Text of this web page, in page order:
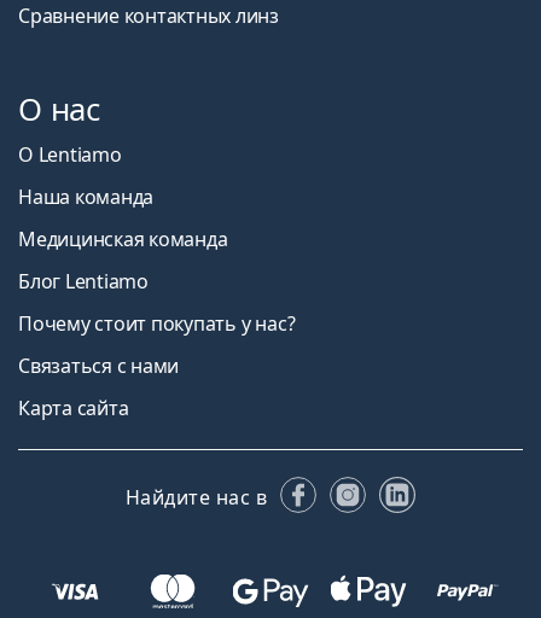
Сравнение контактных линз
О нас
О Lentiamo
Наша команда
Медицинская команда
Блог Lentiamo
Почему стоит покупать у нас?
Связаться с нами
Карта сайта
Найдите нас в FacebookInstagram
LinkedIn